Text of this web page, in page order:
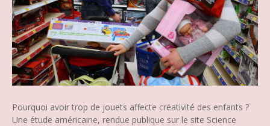
Pourquoi avoir trop de jouets affecte créativité des enfants ?
Une étude américaine, rendue publique sur le site Science